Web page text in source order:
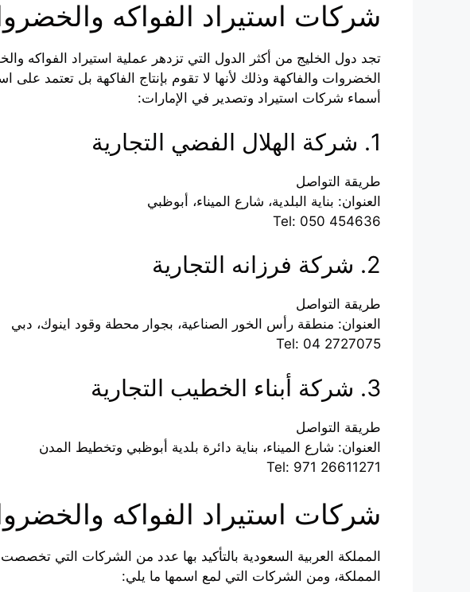
شركات استيراد الفواكه
تجد دول الخليج من أكثر الدول التي تزدهر عملية استيراد الفواكه
الخضروات والفاكهة وذلك لأنها لا تقوم بإنتاج الفاكهة بل تعتمد على
أسماء شركات استيراد وتصدير في الإمارات:
1. شركة الهلال الفضي التجارية
طريقة التواصل
العنوان: بناية البلدية، شارع الميناء، أبوظبي
Tel: 050 454636
2. شركة فرزانه التجارية
طريقة التواصل
العنوان: منطقة رأس الخور الصناعية، بجوار محطة وقود اينوك، دبي
Tel: 04 2727075
3. شركة أبناء الخطيب التجارية
طريقة التواصل
العنوان: شارع الميناء، بناية دائرة بلدية أبوظبي وتخطيط المدن
Tel: 971 26611271
شركات استيراد الفواكه
المملكة العربية السعودية بالتأكيد بها عدد من الشركات التي
المملكة، ومن الشركات التي لمع اسمها ما يلي: